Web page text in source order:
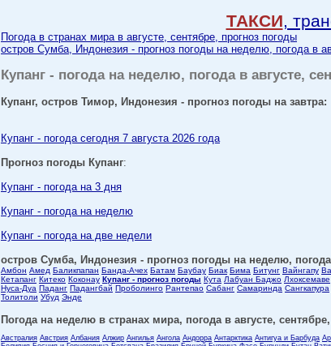
ТАКСИ,
Погода в странах мира в августе, сентябре, прогноз погоды
остров Сумба, Индонезия - прогноз погоды на неделю, погода в
Купанг - погода на неделю, погода в августе,
Купанг, остров Тимор, Индонезия - прогноз погоды на завтра:
Купанг - погода сегодня 7 августа 2026 года
Прогноз погоды Купанг:
Купанг - погода на 3 дня
Купанг - погода на неделю
Купанг - погода на две недели
остров Сумба, Индонезия - прогноз погоды на неделю, погода
Амбон Амед Баликпапан Банда-Ачех Батам Баубау Биак Бима Битунг Вайнгапу
Кетапанг Китеко Коконау Купанг - прогноз погоды Кута Лабуан Баджо Лхоксемаве
Нуса-Дуа Паданг Падангбай Проболинго Рантепао Сабанг Самаринда Сангкапура
Толитоли Убуд Энде
Погода на неделю в странах мира, погода в августе,
Австралия Австрия Албания Алжир Ангилья Ангола Андорра Антарктика Антигуа и Барбуда